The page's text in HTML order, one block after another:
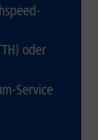
oder
Service